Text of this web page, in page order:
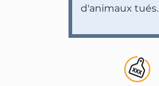
d'animaux tués.